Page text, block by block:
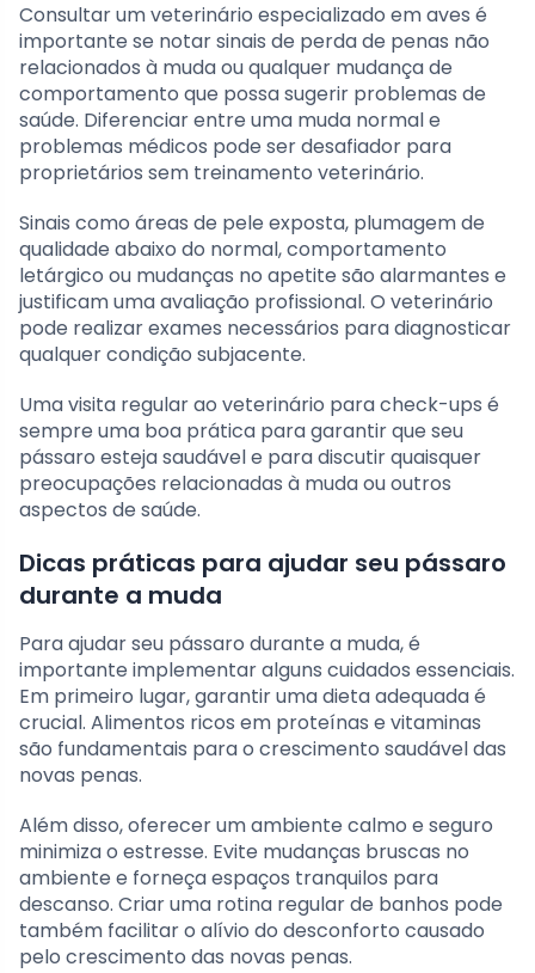
Consultar um veterinário especializado em aves é
importante se notar sinais de perda de penas não
relacionados à muda ou qualquer mudança de
comportamento que possa sugerir problemas de
saúde. Diferenciar entre uma muda normal e
problemas médicos pode ser desafiador para
proprietários sem treinamento veterinário.
Sinais como áreas de pele exposta, plumagem de
qualidade abaixo do normal, comportamento
letárgico ou mudanças no apetite são alarmantes e
justificam uma avaliação profissional. O veterinário
pode realizar exames necessários para diagnosticar
qualquer condição subjacente.
Uma visita regular ao veterinário para check-ups é
sempre uma boa prática para garantir que seu
pássaro esteja saudável e para discutir quaisquer
preocupações relacionadas à muda ou outros
aspectos de saúde.
Dicas práticas para ajudar seu pássaro
durante a muda
Para ajudar seu pássaro durante a muda, é
importante implementar alguns cuidados essenciais.
Em primeiro lugar, garantir uma dieta adequada é
crucial. Alimentos ricos em proteínas e vitaminas
são fundamentais para o crescimento saudável das
novas penas.
Além disso, oferecer um ambiente calmo e seguro
minimiza o estresse. Evite mudanças bruscas no
ambiente e forneça espaços tranquilos para
descanso. Criar uma rotina regular de banhos pode
também facilitar o alívio do desconforto causado
pelo crescimento das novas penas.